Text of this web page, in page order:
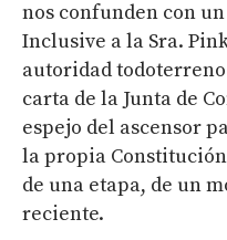
nos confunden con
Inclusive a la Sra.
autoridad
carta de la Junta de
espejo del ascensor
la propia
de una etapa, de un
reciente.